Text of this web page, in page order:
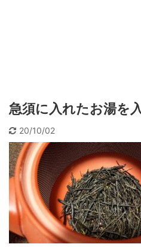
急須に入れたお湯を
20/10/02